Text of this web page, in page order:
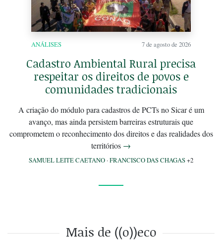
ANÁLISES 7 de agosto de 2026
Cadastro Ambiental Rural precisa
respeitar os direitos de povos e
comunidades tradicionais
A criação do módulo para cadastros de PCTs no Sicar é um
avanço, mas ainda persistem barreiras estruturais que
comprometem o reconhecimento dos direitos e das realidades dos
territórios →
SAMUEL LEITE CAETANO ·FRANCISCO DAS CHAGAS+2
Mais de ((o))eco